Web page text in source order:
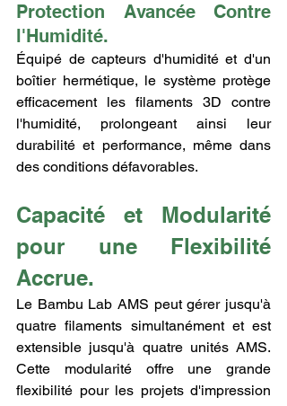
Protection Avancée Contre
l'Humidité.
Équipé de capteurs d'humidité et d'un
boîtier hermétique, le système protège
efficacement les filaments 3D contre
l'humidité, prolongeant ainsi leur
durabilité et performance, même dans
des conditions défavorables.
Capacité et Modularité
pour une Flexibilité
Accrue.
Le Bambu Lab AMS peut gérer jusqu'à
quatre filaments simultanément et est
extensible jusqu'à quatre unités AMS.
Cette modularité offre une grande
flexibilité pour les projets d'impression